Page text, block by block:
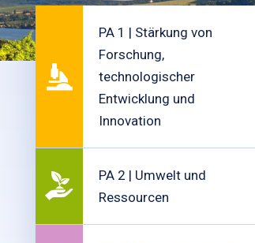
PA 1 | Stärkung von
Forschung,
technologischer
Entwicklung und
Innovation
PA 2 | Umwelt und
Ressourcen